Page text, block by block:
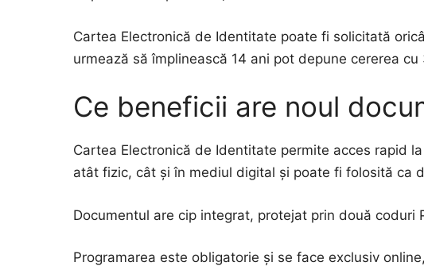
Cartea Electronică de Identitate poate fi solicitată
urmează să împlinească 14 ani pot depune cererea
Ce beneficii are noul
Cartea Electronică de Identitate permite acces rapid
atât fizic, cât și în mediul digital și poate fi folosită ca
Documentul are cip integrat, protejat prin două
Programarea este obligatorie și se face exclusiv